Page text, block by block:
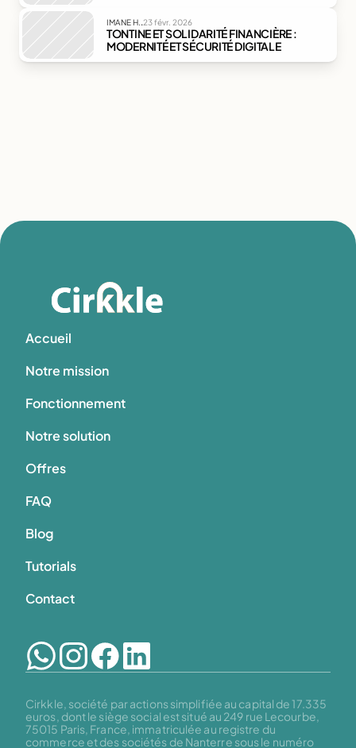
IMANE H. .23 févr. 2026
TONTINE ET SOLIDARITÉ FINANCIÈRE :
MODERNITÉ ET SÉCURITÉ DIGITALE
Accueil
Notre mission
Fonctionnement
Notre solution
Offres
FAQ
Blog
Tutorials
Contact
Cirkkle, société par actions simplifiée au capital de 17.335
euros, dont le siège social est situé au 249 rue Lecourbe,
75015 Paris, France, immatriculée au registre du
commerce et des sociétés de Nanterre sous le numéro